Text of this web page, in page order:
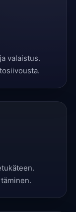
valaistus.